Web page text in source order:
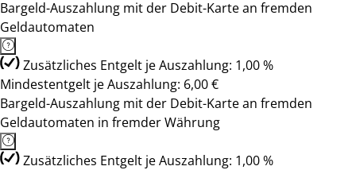
Bargeld-Auszahlung mit der Debit-Karte an fremden
Geldautomaten
Zusätzliches Entgelt je Auszahlung: 1,00 %
Mindestentgelt je Auszahlung: 6,00 €
Bargeld-Auszahlung mit der Debit-Karte an fremden
Geldautomaten in fremder Währung
Zusätzliches Entgelt je Auszahlung: 1,00 %